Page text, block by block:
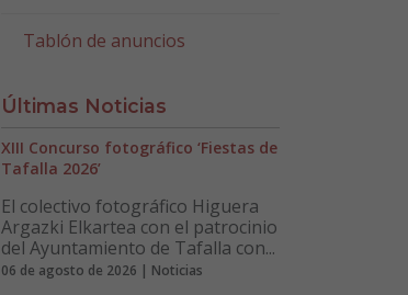
Tablón de anuncios
Últimas Noticias
XIII Concurso fotográfico ‘Fiestas de
Tafalla 2026’
El colectivo fotográfico Higuera
Argazki Elkartea con el patrocinio
del Ayuntamiento de Tafalla con...
06 de agosto de 2026 | Noticias